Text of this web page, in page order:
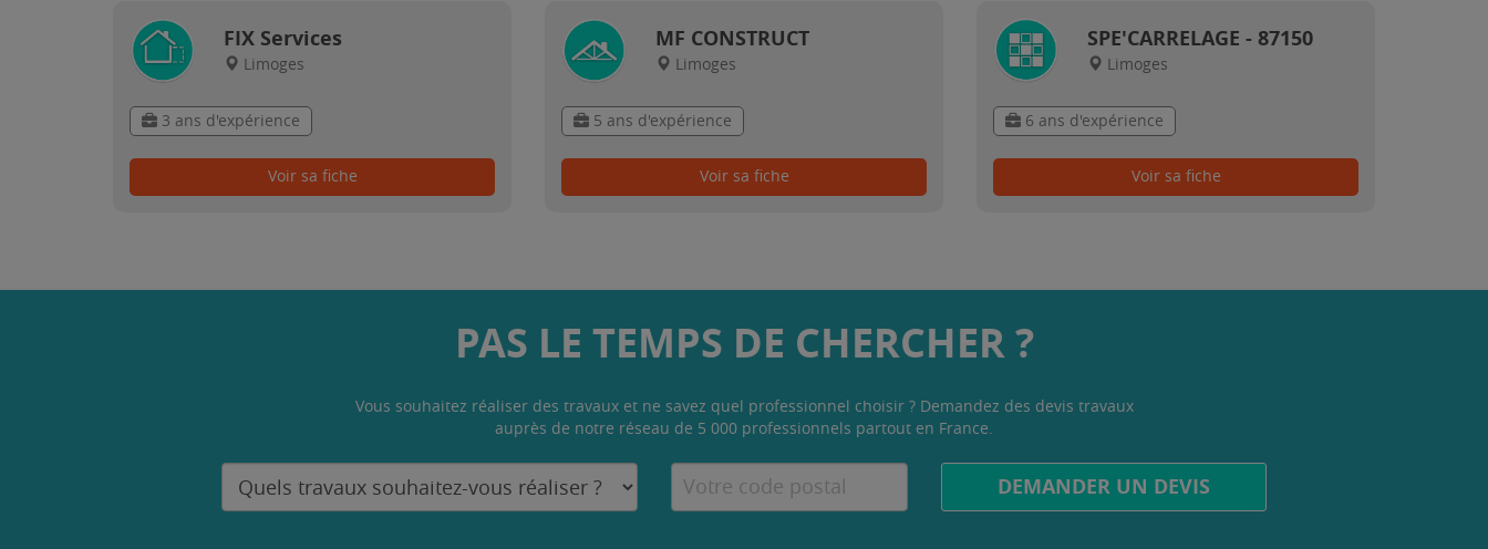
FIX Services
Limoges
3 ans d'expérience
Voir sa fiche
MF CONSTRUCT
Limoges
5 ans d'expérience
Voir sa fiche
SPE'CARRELAGE - 87150
Limoges
6 ans d'expérience
Voir sa fiche
PAS LE TEMPS DE CHERCHER ?
Vous souhaitez réaliser des travaux et ne savez quel professionnel choisir ? Demandez des devis travaux
auprès de notre réseau de 5 000 professionnels partout en France.
DEMANDER UN DEVIS